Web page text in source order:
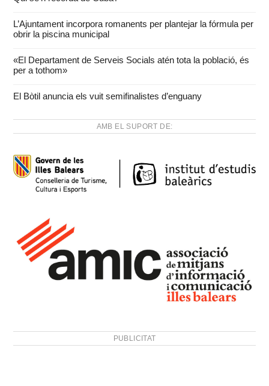
L’Ajuntament incorpora romanents per plantejar la fórmula per
obrir la piscina municipal
«El Departament de Serveis Socials atén tota la població, és
per a tothom»
El Bòtil anuncia els vuit semifinalistes d’enguany
AMB EL SUPORT DE:
PUBLICITAT